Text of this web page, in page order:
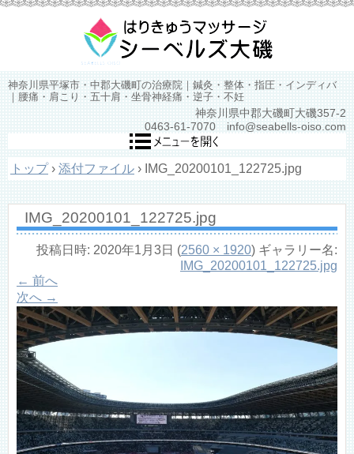
神奈川県平塚市・中郡大磯町の治療院｜鍼灸・整体・指圧・インディバ
｜腰痛・肩こり・五十肩・坐骨神経痛・逆子・不妊
神奈川県中郡大磯町大磯357-2
0463-61-7070 info@seabells-oiso.com
トップ › 添付ファイル › IMG_20200101_122725.jpg
IMG_20200101_122725.jpg
投稿日時: 2020年1月3日 (2560 × 1920) ギャラリー名:
IMG_20200101_122725.jpg
← 前へ
次へ →